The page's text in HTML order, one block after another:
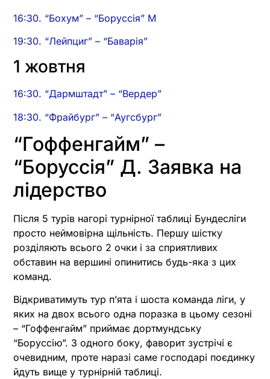
16:30. “Бохум” – “Боруссія” М
19:30. “Лейпциг” – “Баварія”
1 жовтня
16:30. “Дармштадт” – “Вердер”
18:30. “Фрайбург” – “Аугсбург”
“Гоффенгайм” –
“Боруссія” Д. Заявка на
лідерство
Після 5 турів нагорі турнірної таблиці Бундесліги
просто неймовірна щільність. Першу шістку
розділяють всього 2 очки і за сприятливих
обставин на вершині опинитись будь-яка з цих
команд.
Відкриватимуть тур п’ята і шоста команда ліги, у
яких на двох всього одна поразка в цьому сезоні
– “Гоффенгайм” приймає дортмундську
“Боруссію”. З одного боку, фаворит зустрічі є
очевидним, проте наразі саме господарі поєдинку
йдуть вище у турнірній таблиці.